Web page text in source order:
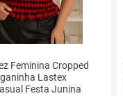
Feminina Cropped
Lastex
Festa Junina